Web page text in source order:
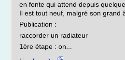
en fonte qui attend depuis
Il est tout neuf, malgré son grand
Publication :
raccorder un radiateur
1ère étape : on...